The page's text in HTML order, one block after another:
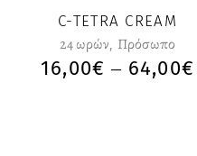
να
επιλεγούν
στη
C-TETRA CREAM
24 ωρών, Πρόσωπο
16,00€ – 64,00€